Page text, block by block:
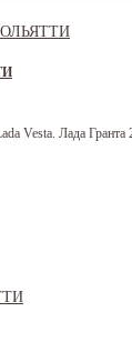
Vesta. Лада